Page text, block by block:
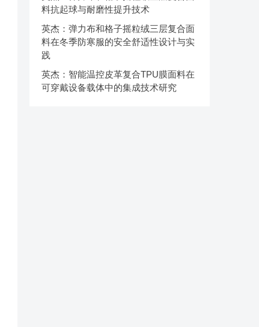
料抗起球与耐磨性提升技术
英杰：弹力布和格子摇粒绒三层复合面
料在冬季防寒服的安全舒适性设计与实
践
英杰：智能温控皮革复合TPU膜面料在
可穿戴设备载体中的集成技术研究